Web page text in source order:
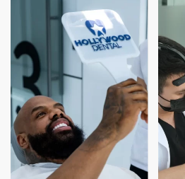
Unsere Leistungen: